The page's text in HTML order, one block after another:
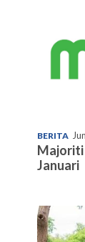
BERITA
Majoriti
Januari